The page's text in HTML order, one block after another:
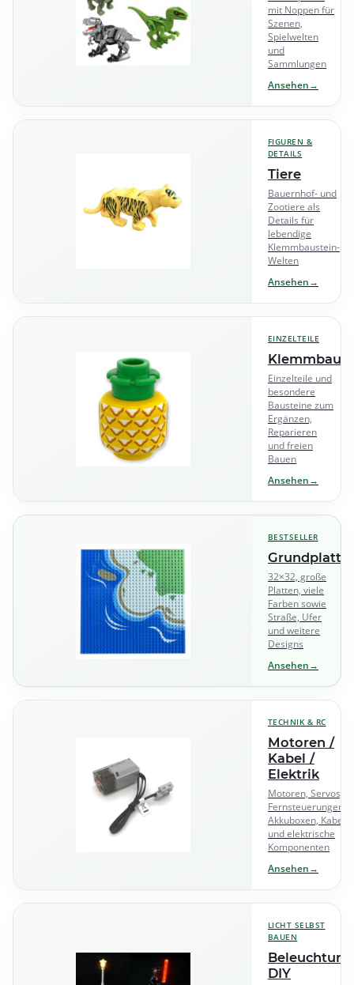
mit Noppen für
Szenen,
Spielwelten
und
Sammlungen
Ansehen →
FIGUREN &
DETAILS
Tiere
Bauernhof- und
Zootiere als
Details für
lebendige
Klemmbaustein-
Welten
Ansehen →
EINZELTEILE
Einzelteile und
besondere
Bausteine zum
Ergänzen,
Reparieren
und freien
Bauen
Ansehen →
BESTSELLER
32×32, große
Platten, viele
Farben sowie
Straße, Ufer
und weitere
Designs
Ansehen →
TECHNIK & RC
Motoren /
Kabel /
Elektrik
Motoren, Servos,
Fernsteuerungen,
Akkuboxen, Kabel
und elektrische
Komponenten
Ansehen →
LICHT SELBST
BAUEN
Beleuchtung
DIY